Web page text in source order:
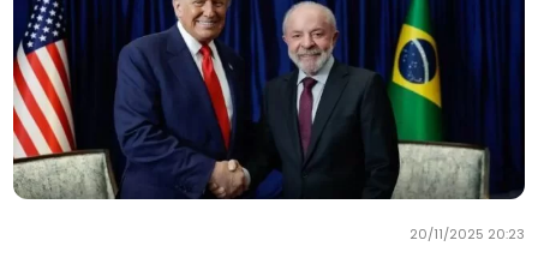
20/11/2025 20:23